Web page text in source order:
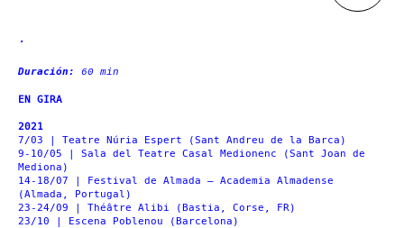
.
Duración: 60 min
EN GIRA
2021
7/03 | Teatre Núria Espert (Sant Andreu de la Barca)
9-10/05 | Sala del Teatre Casal Medionenc (Sant Joan de
Mediona)
14-18/07 | Festival de Almada – Academia Almadense
(Almada, Portugal)
23-24/09 | Théâtre Alibi (Bastia, Corse, FR)
23/10 | Escena Poblenou (Barcelona)